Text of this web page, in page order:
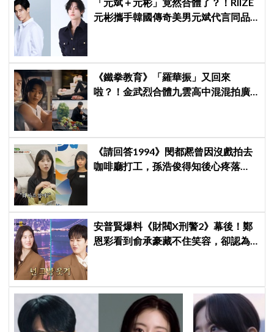
元彬攜手韓國傳奇美男元斌代言同品
《鐵拳教育》「羅華振」又回來
啦？！金武烈合體九雲高中混混拍廣
《請回答1994》閔都凞曾因沒戲拍去
咖啡廳打工，孫浩俊得知後心疼落
安普賢爆料《財閥X刑警2》幕後！鄭
恩彩看到俞承豪藏不住笑容，卻認為